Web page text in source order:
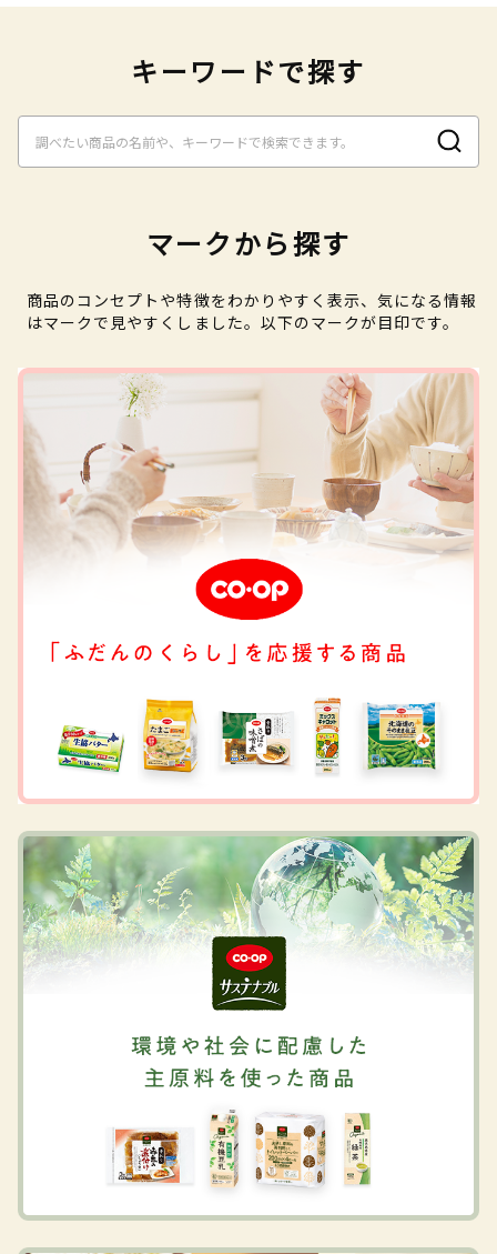
キーワードで探す
マークから探す
商品のコンセプトや特徴をわかりやすく表示、気になる情報
はマークで見やすくしました。以下のマークが目印です。